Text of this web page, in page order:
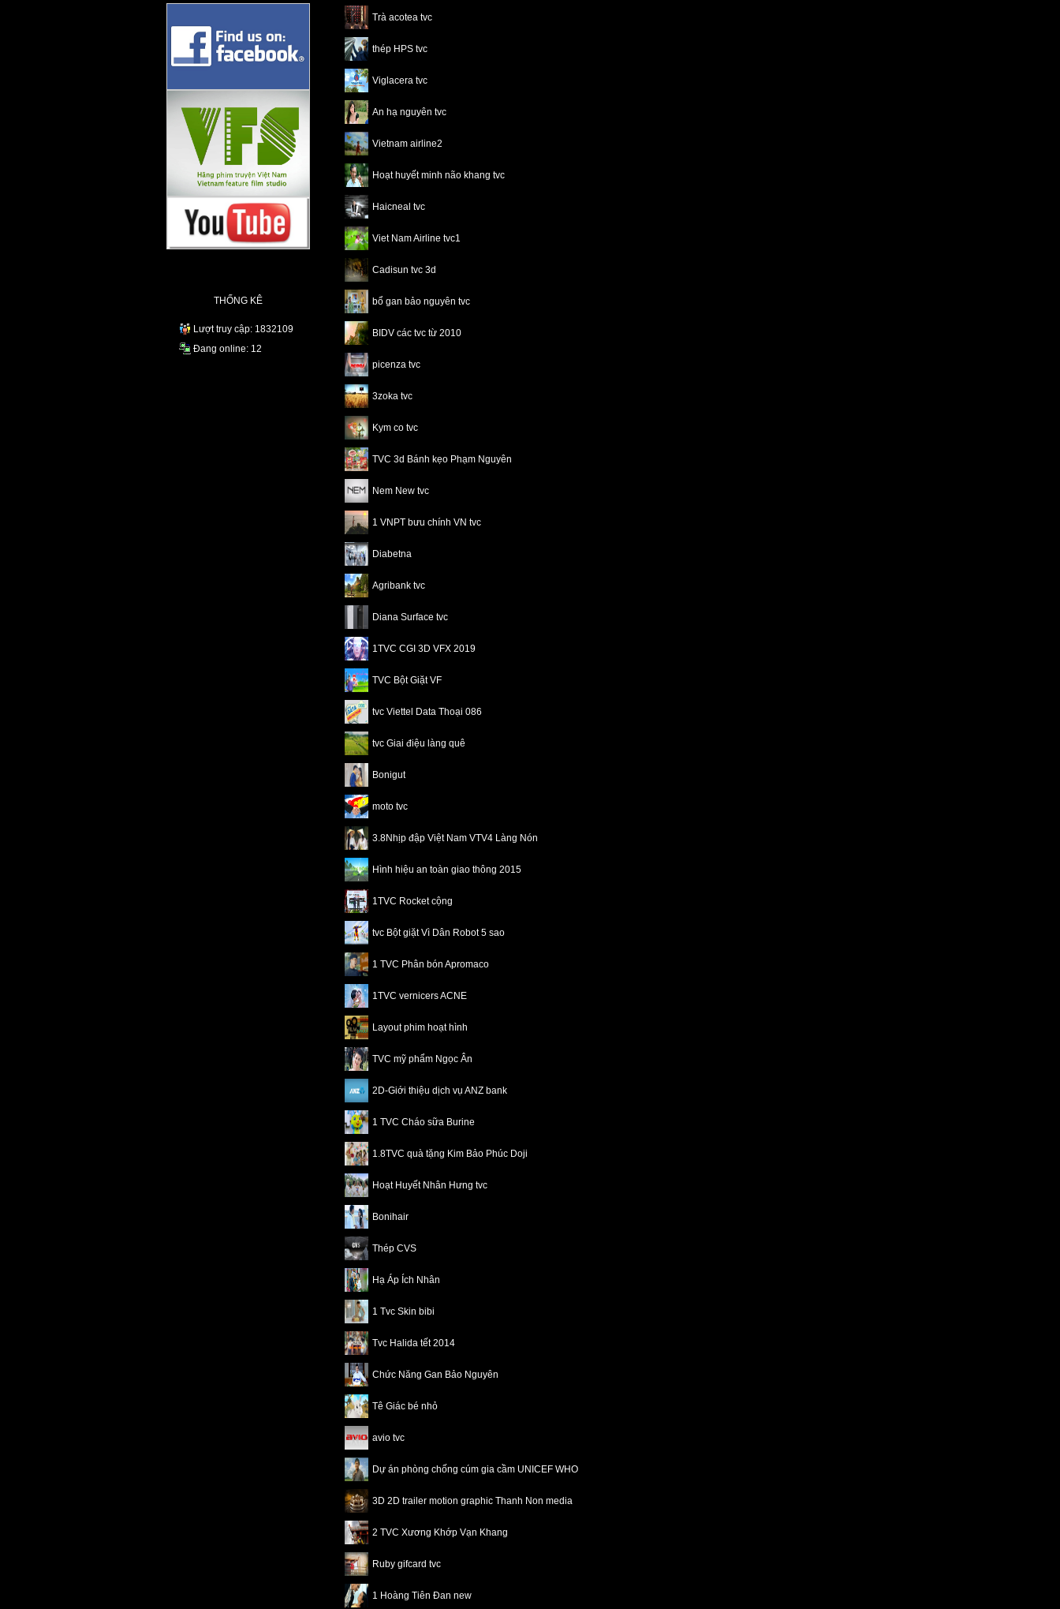
THỐNG KÊ
Lượt truy cập: 1832109
Đang online: 12
Trà acotea tvc
thép HPS tvc
Viglacera tvc
An hạ nguyên tvc
Vietnam airline2
Hoạt huyết minh não khang tvc
Haicneal tvc
Viet Nam Airline tvc1
Cadisun tvc 3d
bổ gan bảo nguyên tvc
BIDV các tvc từ 2010
picenza tvc
3zoka tvc
Kym co tvc
TVC 3d Bánh kẹo Phạm Nguyên
Nem New tvc
1 VNPT bưu chính VN tvc
Diabetna
Agribank tvc
Diana Surface tvc
1TVC CGI 3D VFX 2019
TVC Bột Giặt VF
tvc Viettel Data Thoại 086
tvc Giai điệu làng quê
Bonigut
moto tvc
3.8Nhịp đập Việt Nam VTV4 Làng Nón
Hình hiệu an toàn giao thông 2015
1TVC Rocket cộng
tvc Bột giặt Vì Dân Robot 5 sao
1 TVC Phân bón Apromaco
1TVC vernicers ACNE
Layout phim hoạt hình
TVC mỹ phẩm Ngọc Ân
2D-Giới thiệu dịch vụ ANZ bank
1 TVC Cháo sữa Burine
1.8TVC quà tặng Kim Bảo Phúc Doji
Hoạt Huyết Nhân Hưng tvc
Bonihair
Thép CVS
Hạ Áp Ích Nhân
1 Tvc Skin bibi
Tvc Halida tết 2014
Chức Năng Gan Bảo Nguyên
Tê Giác bé nhỏ
avio tvc
Dự án phòng chống cúm gia cầm UNICEF WHO
3D 2D trailer motion graphic Thanh Non media
2 TVC Xương Khớp Vạn Khang
Ruby gifcard tvc
1 Hoàng Tiên Đan new